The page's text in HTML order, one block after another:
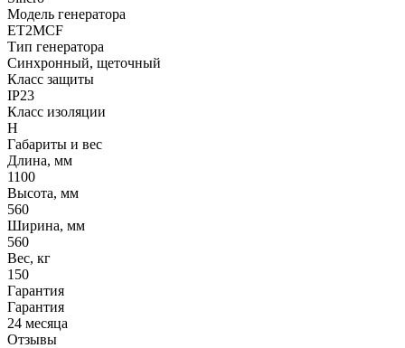
Модель генератора
ET2MCF
Тип генератора
Синхронный, щеточный
Класс защиты
IP23
Класс изоляции
Н
Габариты и вес
Длина, мм
1100
Высота, мм
560
Ширина, мм
560
Вес, кг
150
Гарантия
Гарантия
24 месяца
Отзывы